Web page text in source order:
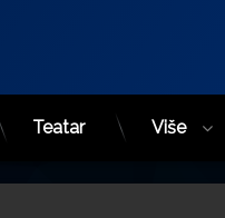
Teatar Više